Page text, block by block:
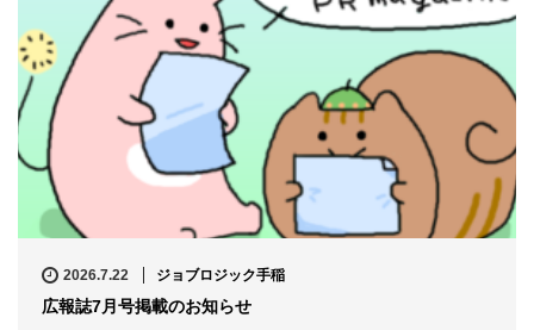
2026.7.22 ジョブロジック手稲
広報誌7月号掲載のお知らせ